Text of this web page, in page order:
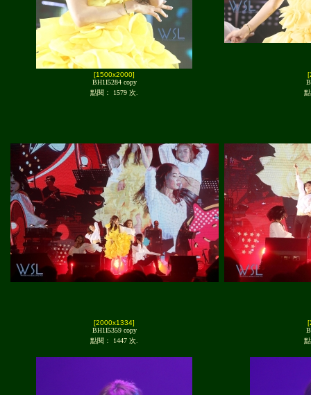
[1500x2000]
BH1I5284 copy
點閱： 1579 次.
[2000x1334]
BH1I5359 copy
點閱： 1447 次.